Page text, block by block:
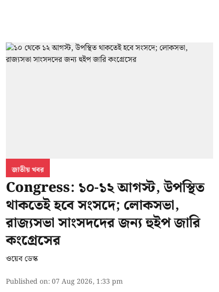
জাতীয় খবর
Congress: ১০-১২ আগস্ট, উপস্থিত
থাকতেই হবে সংসদে; লোকসভা,
রাজ্যসভা সাংসদদের জন্য হুইপ জারি
কংগ্রেসের
ওয়েব ডেস্ক
Published on:07 Aug 2026, 1:33 pm